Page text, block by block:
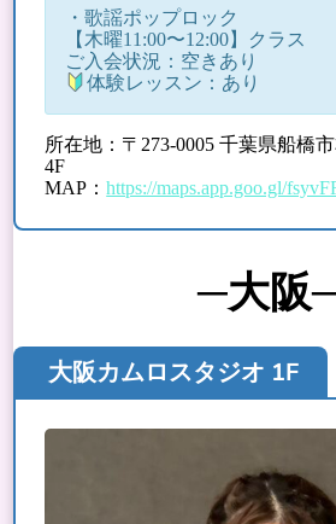
・歌謡ポップロック
【木曜11:00〜12:00】クラス
ご入会状況：空きあり
体験レッスン：あり
所在地：〒273-0005 千葉県船橋
4F
MAP：https://maps.app.goo.gl/
─大阪
大阪カムロスタジオ 1F